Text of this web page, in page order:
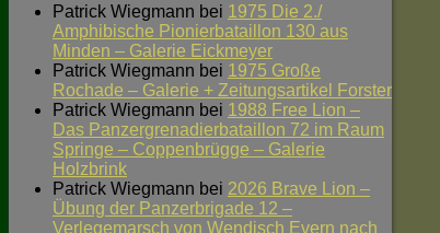
Patrick Wiegmann bei 1975 Die 2./
Amphibische Pionierbataillon 130 aus
Minden – Galerie Eickmeyer
Patrick Wiegmann bei 1975 Große
Rochade – Galerie + Zeitungsartikel Forster
Patrick Wiegmann bei 1988 Free Lion –
Das Panzergrenadierbataillon 72 im Raum
Springe – Coppenbrügge – Galerie
Holzbrink
Patrick Wiegmann bei 2026 Brave Lion –
Übung der Panzerbrigade 12 –
Verlegemarsch von Wendisch Evern nach